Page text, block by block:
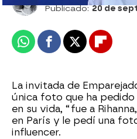
Publicado:20 de
WhatsappFacebook
X
La invitada de
única foto que ha
en su vida, “fue a
en París y le pedí una
influencer.